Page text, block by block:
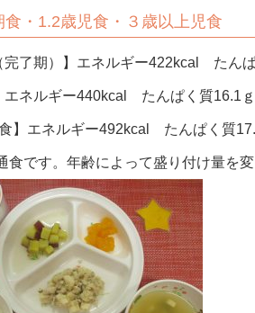
・1.2歳児食・３歳以上児食
完了期）】エネルギー422kcal たん
エネルギー440kcal たんぱく質16.1
食】エネルギー492kcal たんぱく質
食です。年齢によって盛り付け量を